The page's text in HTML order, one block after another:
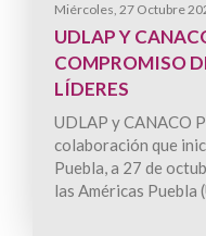
Miércoles, 27 Octubre
UDLAP Y
COMPROMISO
LÍDERES
UDLAP y CANACO
colaboración que
Puebla, a 27 de
las Américas Puebla